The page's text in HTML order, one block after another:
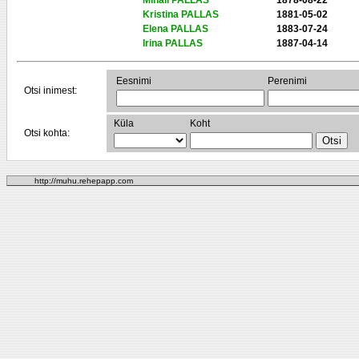
Kristina PALLAS
1881-05-02
Elena PALLAS
1883-07-24
Irina PALLAS
1887-04-14
Otsi inimest:
Eesnimi Perenimi
Otsi kohta:
Küla Koht
http://muhu.rehepapp.com